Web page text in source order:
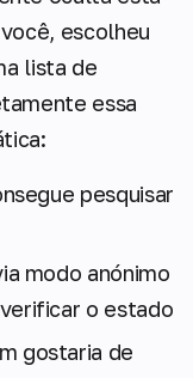
escolheu
lista de
essa
pesquisar
modo anónimo
o estado
gostaria de